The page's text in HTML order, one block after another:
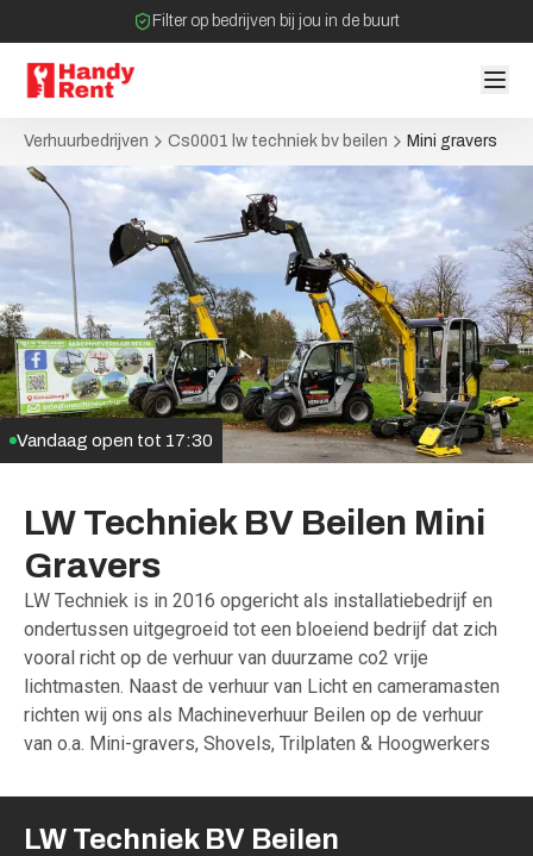
Filter op bedrijven bij jou in de buurt
Geen tussenpartijen bij verhuurovereenkomst
Verhuurbedrijven Cs0001 lw techniek bv beilen Mini gravers
LW Techniek BV Beilen Mini
Gravers
LW Techniek is in 2016 opgericht als installatiebedrijf en
ondertussen uitgegroeid tot een bloeiend bedrijf dat zich
vooral richt op de verhuur van duurzame co2 vrije
lichtmasten. Naast de verhuur van Licht en cameramasten
richten wij ons als Machineverhuur Beilen op de verhuur
van o.a. Mini-gravers, Shovels, Trilplaten & Hoogwerkers
Vandaag open tot 17:30
LW Techniek BV Beilen